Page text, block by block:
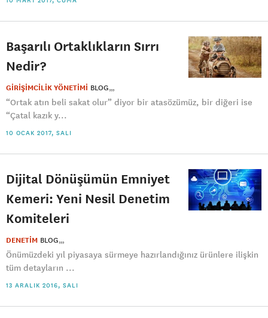
Başarılı Ortaklıkların Sırrı
Nedir?
GİRİŞİMCİLİK YÖNETİMİ BLOG
“Ortak atın beli sakat olur” diyor bir atasözümüz, bir diğeri ise
“Çatal kazık y...
10 OCAK 2017, SALI
Dijital Dönüşümün Emniyet
Kemeri: Yeni Nesil Denetim
Komiteleri
DENETİM BLOG
Önümüzdeki yıl piyasaya sürmeye hazırlandığınız ürünlere ilişkin
tüm detayların ...
13 ARALIK 2016, SALI